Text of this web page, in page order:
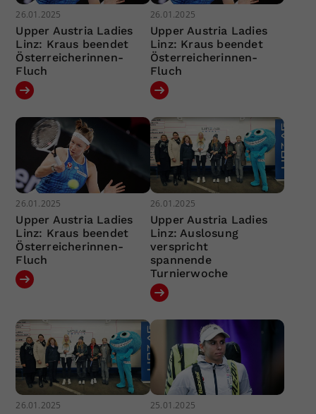
26.01.2025
Upper Austria Ladies
Linz: Kraus beendet
Österreicherinnen-
Fluch
26.01.2025
Upper Austria Ladies
Linz: Kraus beendet
Österreicherinnen-
Fluch
26.01.2025
Upper Austria Ladies
Linz: Kraus beendet
Österreicherinnen-
Fluch
26.01.2025
Upper Austria Ladies
Linz: Auslosung
verspricht
spannende
Turnierwoche
26.01.2025 25.01.2025